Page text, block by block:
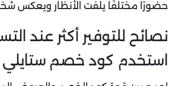
حضورًا مختلفًا يلفت الأنظار ويعكس
نصائح للتوفير أكثر عند
استخدم كود خصم